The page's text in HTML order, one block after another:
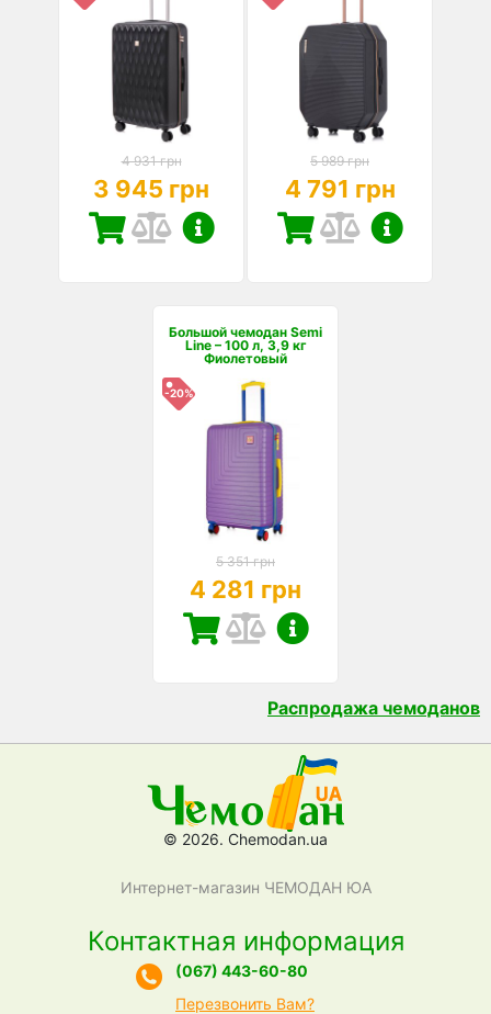
4 931 грн
3 945 грн
5 989 грн
4 791 грн
Большой чемодан Semi
Line – 100 л, 3,9 кг
Фиолетовый
-20%
5 351 грн
4 281 грн
Распродажа чемоданов
© 2026. Chemodan.ua
Интернет-магазин ЧЕМОДАН ЮА
Контактная информация
(067) 443-60-80
Перезвонить Вам?